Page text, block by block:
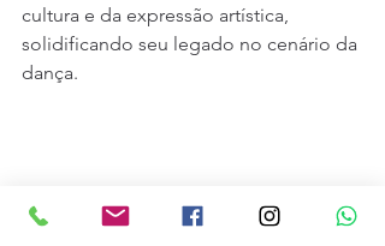
cultura e da expressão artística,
solidificando seu legado no cenário da
dança.